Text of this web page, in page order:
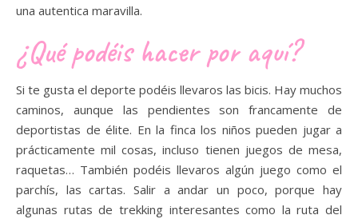
una autentica maravilla.
¿Qué podéis hacer por aquí?
Si te gusta el deporte podéis llevaros las bicis. Hay muchos
caminos, aunque las pendientes son francamente de
deportistas de élite. En la finca los niños pueden jugar a
prácticamente mil cosas, incluso tienen juegos de mesa,
raquetas… También podéis llevaros algún juego como el
parchís, las cartas. Salir a andar un poco, porque hay
algunas rutas de trekking interesantes como la ruta del